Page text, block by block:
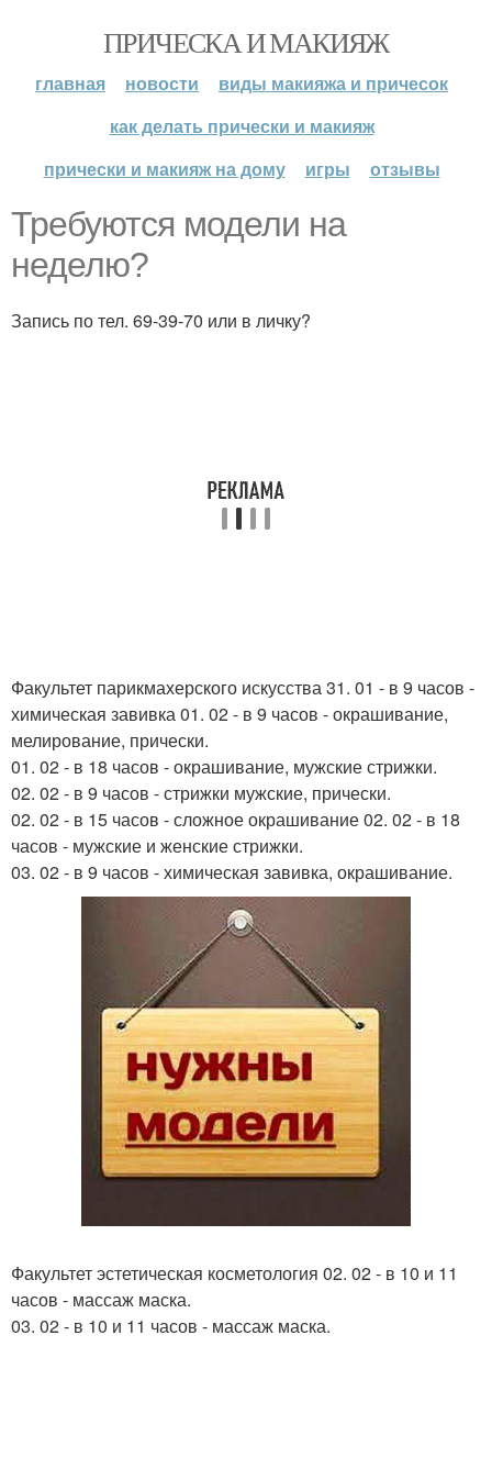
ПРИЧЕСКА И МАКИЯЖ
главная новости
виды макияжа и причесок
как делать прически и макияж
прически и макияж на дому
игры отзывы
Требуются модели на
неделю?
Запись по тел. 69-39-70 или в личку?
Факультет парикмахерского искусства 31. 01 - в 9 часов -
химическая завивка 01. 02 - в 9 часов - окрашивание,
мелирование, прически.
01. 02 - в 18 часов - окрашивание, мужские стрижки.
02. 02 - в 9 часов - стрижки мужские, прически.
02. 02 - в 15 часов - сложное окрашивание 02. 02 - в 18
часов - мужские и женские стрижки.
03. 02 - в 9 часов - химическая завивка, окрашивание.
Факультет эстетическая косметология 02. 02 - в 10 и 11
часов - массаж маска.
03. 02 - в 10 и 11 часов - массаж маска.